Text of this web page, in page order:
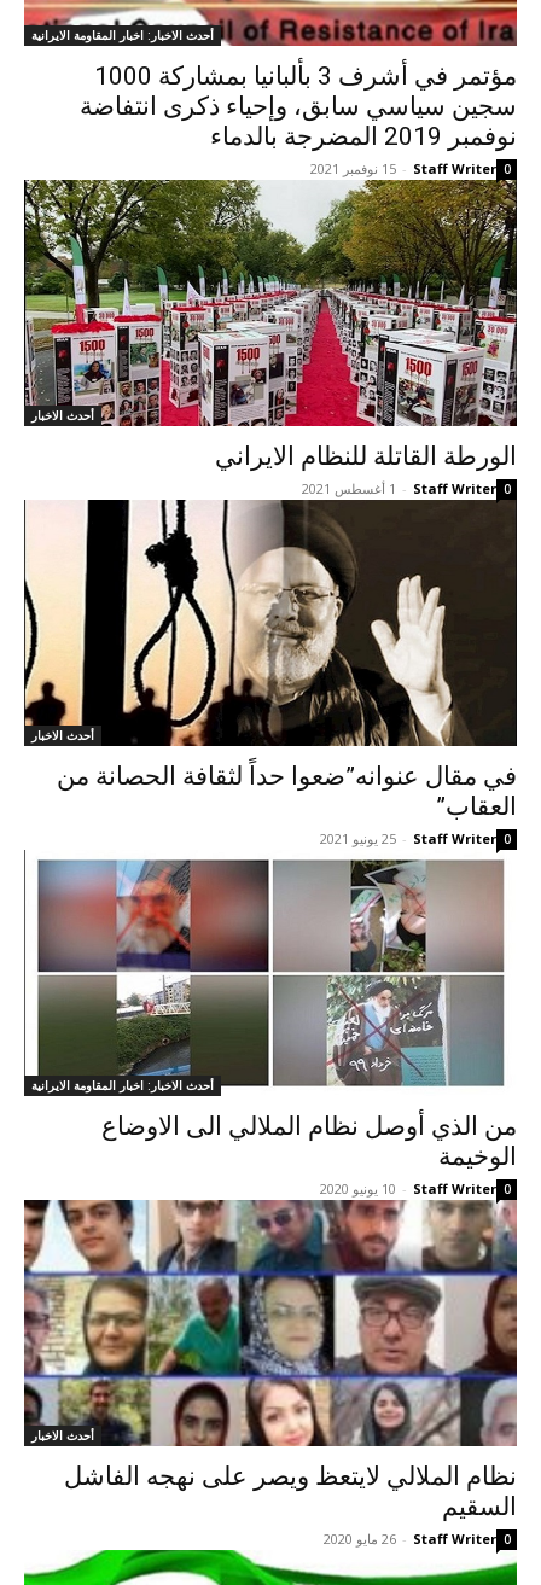
أحدث الاخبار: اخبار المقاومة الايرانية
مؤتمر في أشرف 3 بألبانيا بمشاركة 1000
سجين سياسي سابق، وإحياء ذكرى انتفاضة
نوفمبر 2019 المضرجة بالدماء
Staff Writer
- 15 نوفمبر 2021 0
أحدث الاخبار
الورطة القاتلة للنظام الايراني
Staff Writer
- 1 أغسطس 2021 0
أحدث الاخبار
في مقال عنوانه”ضعوا حداً لثقافة الحصانة من
العقاب”
Staff Writer
- 25 يونيو 2021 0
أحدث الاخبار: اخبار المقاومة الايرانية
من الذي أوصل نظام الملالي الى الاوضاع
الوخيمة
Staff Writer
- 10 يونيو 2020 0
أحدث الاخبار
نظام الملالي لايتعظ ويصر على نهجه الفاشل
السقيم
Staff Writer
- 26 مايو 2020 0